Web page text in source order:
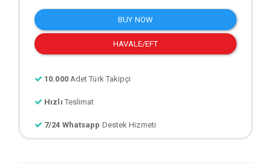
BUY NOW
HAVALE/EFT
10.000 Adet Türk Takipçi
Hızlı Teslimat
7/24 Whatsapp Destek Hizmeti